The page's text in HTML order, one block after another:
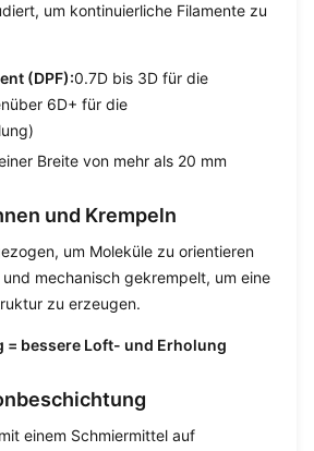
um kontinuierliche Filamente zu
(DPF):0.7D bis 3D für die
6D+ für die
Breite von mehr als 20 mm
und Krempeln
um Moleküle zu orientieren
mechanisch gekrempelt, um eine
zu erzeugen.
= bessere Loft- und Erholung
einem Schmiermittel auf